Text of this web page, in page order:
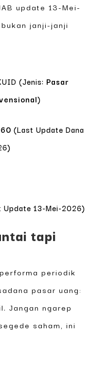
update 13-Mei-
janji-janji
(Jenis: Pasar
)
(Last Update Dana
Update 13-Mei-2026)
tapi
periodik
pasar uang:
Jangan ngarep
saham, ini